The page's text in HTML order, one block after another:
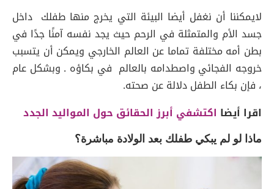
لايمكننا أن نغفل أيضا البيئة التي يخرج منها طفلك داخل
جسد الأم والمتمثلة في الرحم حيث يجد نفسه آمنًا جدًا في
بطن أمه مختلفة تماما عن العالم الخارجي ويمكن أن يتسبب
خروجه الفجائي واصطدامه بالعالم في بكاؤه . وبشكل عام
، فإن بكاء الطفل دلالة عن صحته.
اقرا أيضا اكتشفي أبرز الحقائق حول المواليد الجدد
ماذا لو لم يبكي طفلك بعد الولادة مباشرة؟